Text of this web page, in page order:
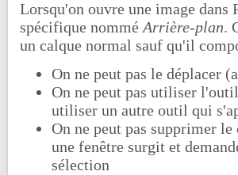
Lorsqu'on ouvre une image dans
spécifique nommé Arrière-plan.
un calque normal sauf qu'il
On ne peut pas le déplacer
On ne peut pas utiliser
utiliser un autre outil qui
On ne peut pas supprimer
une fenêtre surgit et
sélection